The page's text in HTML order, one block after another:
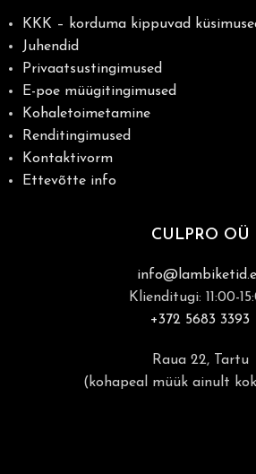
KKK – korduma kippuvad
Juhendid
Privaatsustingimused
E-poe müügitingimused
Kohaletoimetamine
Renditingimused
Kontaktivorm
Ettevõtte info
CULPRO OÜ
Klienditugi: 11:00-
+372 5683 3393
Raua 22, Tartu
(kohapeal müük ainult